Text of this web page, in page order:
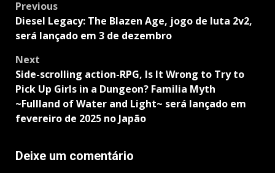
Post
navigation
Previous
Diesel Legacy: The Blazen Age, jogo de luta 2v2,
será lançado em 3 de dezembro
Next
Side-scrolling action-RPG, Is It Wrong to Try to
Pick Up Girls in a Dungeon? Familia Myth
~Fullland of Water and Light~ será lançado em
fevereiro de 2025 no Japão
Deixe um comentário